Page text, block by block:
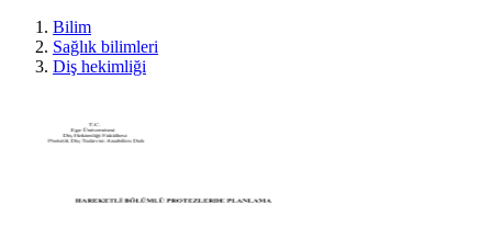
Bilim
Sağlık bilimleri
Diş hekimliği